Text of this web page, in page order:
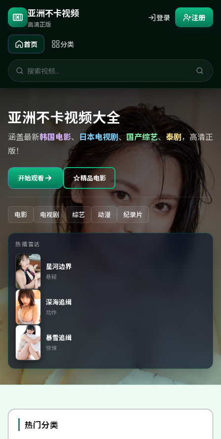
亚洲不卡视频
高清正版
首页 分类
登录 注册
亚洲不卡视频大全
涵盖最新韩国电影、 日本电视剧、国产综艺、 泰剧，高清正
版！
开始观看 精品电影
电影 电视剧 综艺 动漫 纪录片
热播雷达
星河边界
悬疑
深海追缉
动作
暴雪追缉
惊悚
热门分类